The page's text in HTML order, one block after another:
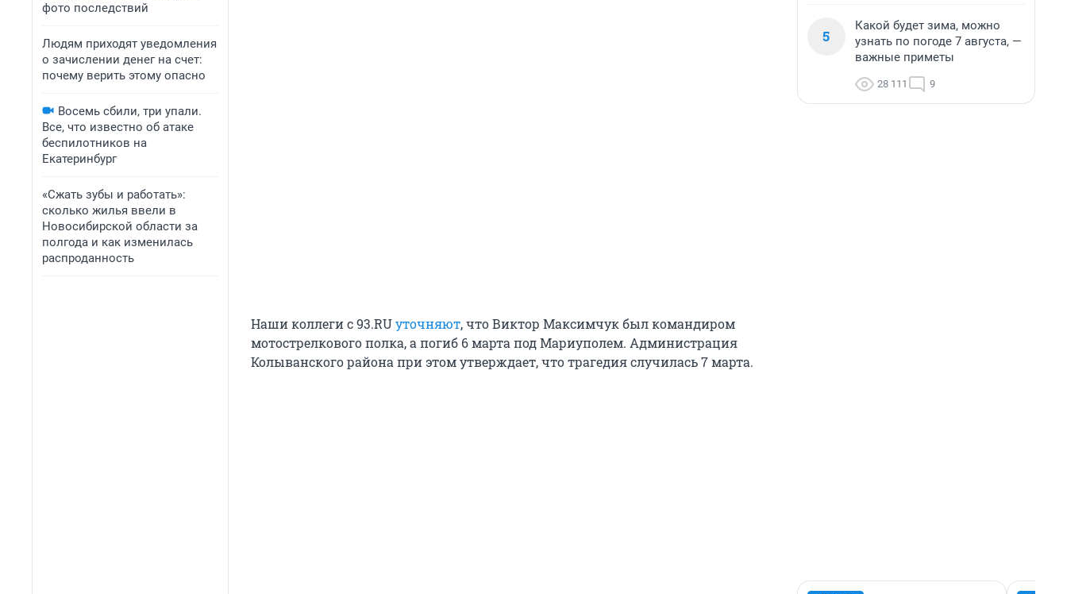
фото последствий
Людям приходят уведомления
о зачислении денег на счет:
почему верить этому опасно
Восемь сбили, три упали.
Все, что известно об атаке
беспилотников на
Екатеринбург
«Сжать зубы и работать»:
сколько жилья ввели в
Новосибирской области за
полгода и как изменилась
распроданность
Наши коллеги с 93.RUуточняют, что Виктор Максимчук был командиром
мотострелкового полка, а погиб 6 марта под Мариуполем. Администрация
Колыванского района при этом утверждает, что трагедия случилась 7 марта.
5
Какой будет зима, можно
узнать по погоде 7 августа, —
важные приметы
28 111 9